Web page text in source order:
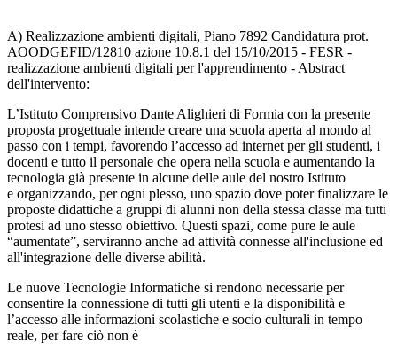
A) Realizzazione ambienti digitali, Piano 7892 Candidatura prot.
AOODGEFID/12810 azione 10.8.1 del 15/10/2015 - FESR -
realizzazione ambienti digitali per l'apprendimento - Abstract
dell'intervento:
L’Istituto Comprensivo Dante Alighieri di Formia con la presente
proposta progettuale intende creare una scuola aperta al mondo al
passo con i tempi, favorendo l’accesso ad internet per gli studenti, i
docenti e tutto il personale che opera nella scuola e aumentando la
tecnologia già presente in alcune delle aule del nostro Istituto
e organizzando, per ogni plesso, uno spazio dove poter finalizzare le
proposte didattiche a gruppi di alunni non della stessa classe ma tutti
protesi ad uno stesso obiettivo. Questi spazi, come pure le aule
“aumentate”, serviranno anche ad attività connesse all'inclusione ed
all'integrazione delle diverse abilità.
Le nuove Tecnologie Informatiche si rendono necessarie per
consentire la connessione di tutti gli utenti e la disponibilità e
l’accesso alle informazioni scolastiche e socio culturali in tempo
reale, per fare ciò non è